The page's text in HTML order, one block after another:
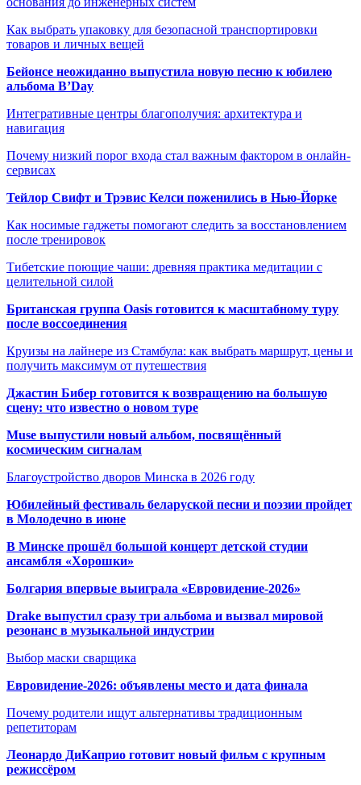
Как выбрать упаковку для безопасной транспортировки
товаров и личных вещей
Бейонсе неожиданно выпустила новую песню к юбилею
альбома B’Day
Интегративные центры благополучия: архитектура и
навигация
Почему низкий порог входа стал важным фактором в онлайн-
сервисах
Тейлор Свифт и Трэвис Келси поженились в Нью-Йорке
Как носимые гаджеты помогают следить за восстановлением
после тренировок
Тибетские поющие чаши: древняя практика медитации с
целительной силой
Британская группа Oasis готовится к масштабному туру
после воссоединения
Круизы на лайнере из Стамбула: как выбрать маршрут, цены и
получить максимум от путешествия
Джастин Бибер готовится к возвращению на большую
сцену: что известно о новом туре
Muse выпустили новый альбом, посвящённый
космическим сигналам
Благоустройство дворов Минска в 2026 году
Юбилейный фестиваль беларуской песни и поэзии пройдет
в Молодечно в июне
В Минске прошёл большой концерт детской студии
ансамбля «Хорошки»
Болгария впервые выиграла «Евровидение-2026»
Drake выпустил сразу три альбома и вызвал мировой
резонанс в музыкальной индустрии
Выбор маски сварщика
Евровидение-2026: объявлены место и дата финала
Почему родители ищут альтернативы традиционным
репетиторам
Леонардо ДиКаприо готовит новый фильм с крупным
режиссёром